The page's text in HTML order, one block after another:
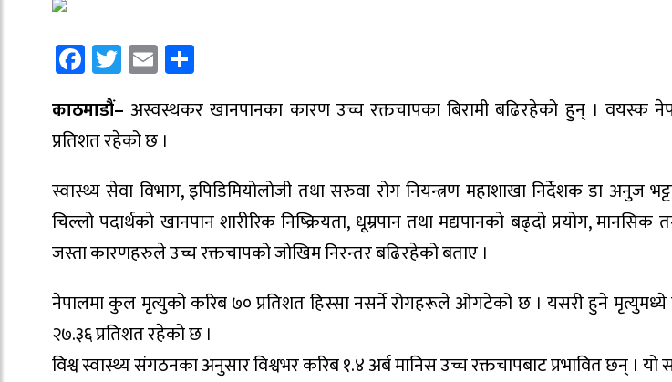
Facebook
Twitter
Email
काठमाडौं– अस्वस्थकर खानपानका कारण उच्च रक्तचापका बिरामी बढिरहेको हुन् । वयस्क
प्रतिशत रहेको छ ।
स्वास्थ्य सेवा विभाग, इपिडिमियोलोजी तथा सरुवा रोग नियन्त्रण महाशाखा निर्देशक डा अनुज
चिल्लो पदार्थको खानपान शारीरिक निष्क्रियता, धूम्रपान तथा मद्यपानको बढ्दो प्रयोग,
जस्ता कारणहरुले उच्च रक्तचापको जोखिम निरन्तर बढिरहेको बताए ।
नेपालमा कुल मृत्युको करिब ७० प्रतिशत हिस्सा नसर्ने रोगहरूले ओगटेको छ । यसरी हुने मृत्युमध्ये
२७.३६ प्रतिशत रहेको छ ।
विश्व स्वास्थ्य संगठनका अनुसार विश्वभर करिब १.४ अर्ब मानिस उच्च रक्तचापबाट प्रभावित छन् । यो